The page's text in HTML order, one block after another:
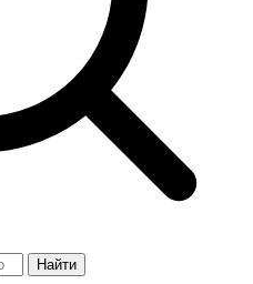
Найти